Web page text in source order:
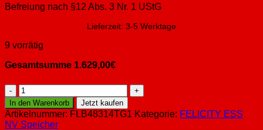
Befreiung nach §12 Abs. 3 Nr. 1 UStG
Lieferzeit: 3-5 Werktage
9 vorrätig
Gesamtsumme 1.629,00€
FLB48314TG1-
16KWH
Menge
In den Warenkorb Jetzt kaufen
Artikelnummer: FLB48314TG1 Kategorie: FELICITY ESS
NV Speicher